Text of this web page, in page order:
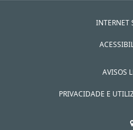
INTERNET
AVISOS
PRIVACIDADE E